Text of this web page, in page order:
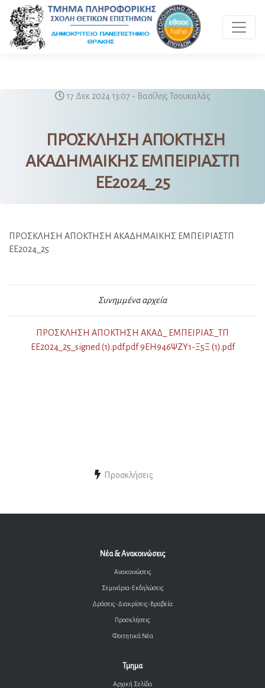
17 Δεκ 2024 13:07 - Βασίλης Τσουκαλάς
ΠΡΟΣΚΛΗΣΗ ΑΠΟΚΤΗΣΗ
ΑΚΑΔΗΜΑΙΚΗΣ ΕΜΠΕΙΡΙΑΣΤΠ
ΕΕ2024_25
ΠΡΟΣΚΛΗΣΗ ΑΠΟΚΤΗΣΗ ΑΚΑΔΗΜΑΙΚΗΣ ΕΜΠΕΙΡΙΑΣΤΠ
ΕΕ2024_25
Συνημμένα αρχεία
ΠΡΟΣΚΛΗΣΗ ΑΠΟΚΤΗΣΗ ΑΚΑΔ_ ΕΜΠΕΙΡΙΑΣ_ΤΠ
ΕΕ2024_25_signed (1).pdf.pdf 9ΕΗ946ΨΖΥ1-Ξ5Ξ (1).pdf
Προσκλήσεις
Νέα & Ανακοινώσεις
Ανακοινώσεις
Σεμινάρια-Εκδηλώσεις
Δράσεις-Διακρίσεις-Βραβεία
Προσκλήσεις
Φοιτητικά Νέα
Τμημα
Αρχική Σελίδα